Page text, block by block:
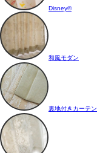
Disney®
和風モダン
裏地付きカーテン